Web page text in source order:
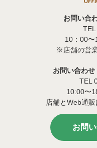
お問い合
10：00〜
※店舗の営
お問い合わせ
TEL
10:00〜
店舗とWeb通販
お問